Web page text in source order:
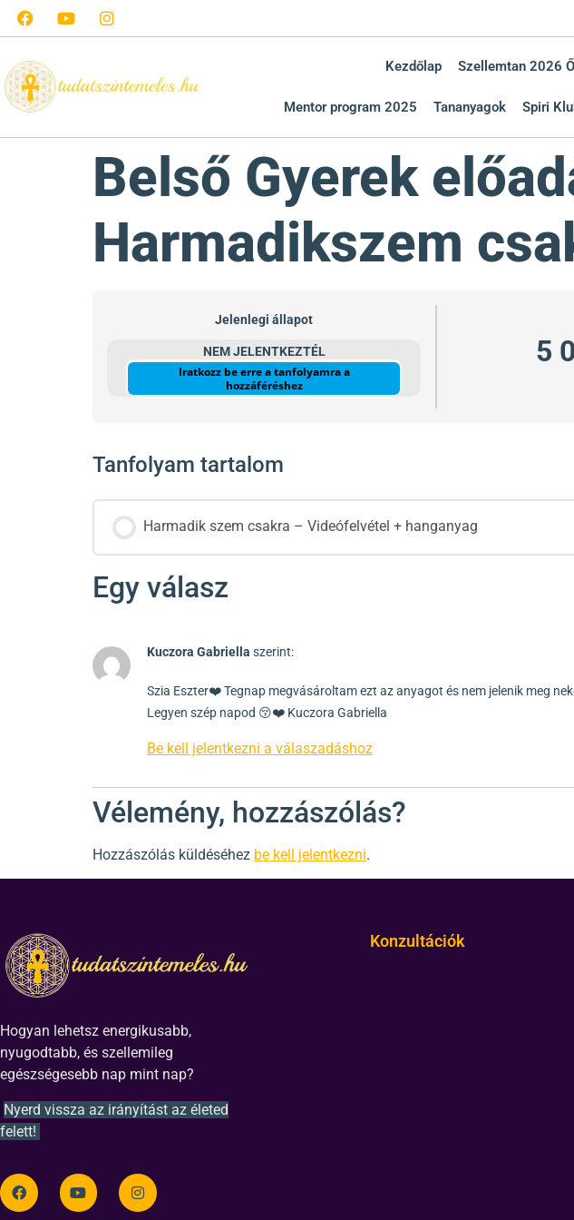
Kezdőlap Szellemtan 2026
Mentor program 2025 Tananyagok Spiri
Belső Gyerek
Harmadikszem
Jelenlegi állapot
NEM JELENTKEZTÉL
Iratkozz be erre a tanfolyamra a
hozzáféréshez
5
Tanfolyam tartalom
Harmadik szem csakra – Videófelvétel + hanganyag
Egy válasz
Kuczora Gabriella szerint:
Szia Eszter❤️ Tegnap megvásároltam ezt az anyagot és nem jelenik meg
Legyen szép napod 😚❤️ Kuczora Gabriella
Be kell jelentkezni a válaszadáshoz
Vélemény, hozzászólás?
Hozzászólás küldéséhez be kell jelentkezni.
Hogyan lehetsz energikusabb,
nyugodtabb, és szellemileg
egészségesebb nap mint nap?
Nyerd vissza az irányítást az életed
felett!
Konzultációk